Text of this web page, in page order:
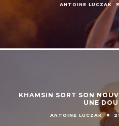
ANTOINE LUCZAK
KHAMSIN SORT SON
UNE
ANTOINE LUCZAK